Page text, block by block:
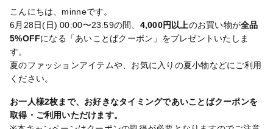
こんにちは、minneです。
6月28日(日) 00:00〜23:59の間、 4,000円以上のお買い物が全品
5%OFFになる「あいことばクーポン」をプレゼントいたしま
す。
夏のファッションアイテムや、お気に入りの夏小物などにご利用
ください。
お一人様2枚まで、お好きなタイミングであいことばクーポンを
取得・ご利用いただけます。